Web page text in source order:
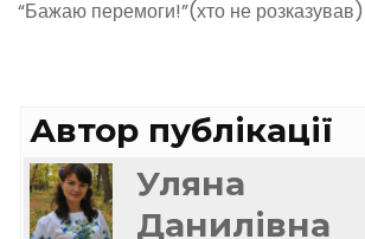
“Бажаю перемоги!”(хто не розказував)
Автор публікації
Уляна
Данилівна